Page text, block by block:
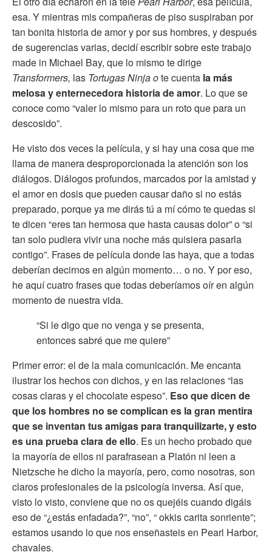
esa. Y mientras mis compañeras de piso suspiraban por
tan bonita historia de amor y por sus hombres, y después
de sugerencias varias, decidí escribir sobre este trabajo
made in Michael Bay, que lo mismo te dirige
Transformers, las Tortugas Ninja ote cuenta la más
melosa y enternecedora historia de amor. Lo que se
conoce como “valer lo mismo para un roto que para un
descosido”.
He visto dos veces la película, y si hay una cosa que me
llama de manera desproporcionada la atención son los
diálogos. Diálogos profundos, marcados por la amistad y
el amor en dosis que pueden causar daño si no estás
preparado, porque ya me dirás tú a mí cómo te quedas si
te dicen “eres tan hermosa que hasta causas dolor” o “si
tan solo pudiera vivir una noche más quisiera pasarla
contigo”. Frases de película donde las haya, que a todas
deberían decirnos en algún momento… o no. Y por eso,
he aquí cuatro frases que todas deberíamos oír en algún
momento de nuestra vida.
“Si le digo que no venga y se presenta,
entonces sabré que me quiere”
Primer error: el de la mala comunicación. Me encanta
ilustrar los hechos con dichos, y en las relaciones “las
cosas claras y el chocolate espeso”. Eso que dicen de
que los hombres no se complican es la gran mentira
que se inventan tus amigas para tranquilizarte, y esto
es una prueba clara de ello. Es un hecho probado que
la mayoría de ellos ni parafrasean a Platón ni leen a
Nietzsche he dicho la mayoría, pero, como nosotras, son
claros profesionales de la psicología inversa. Así que,
visto lo visto, conviene que no os quejéis cuando digáis
eso de “¿estás enfadada?”, “no”, “ okkis carita sonriente”;
estamos usando lo que nos enseñasteis en Pearl Harbor,
chavales.